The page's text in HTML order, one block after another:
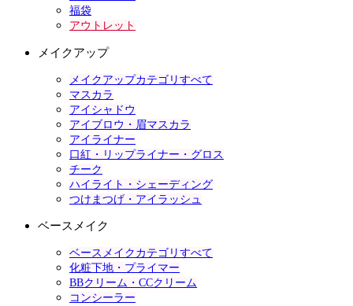
福袋
アウトレット
メイクアップ
メイクアップカテゴリすべて
マスカラ
アイシャドウ
アイブロウ・眉マスカラ
アイライナー
口紅・リップライナー・グロス
チーク
ハイライト・シェーディング
つけまつげ・アイラッシュ
ベースメイク
ベースメイクカテゴリすべて
化粧下地・プライマー
BBクリーム・CCクリーム
コンシーラー